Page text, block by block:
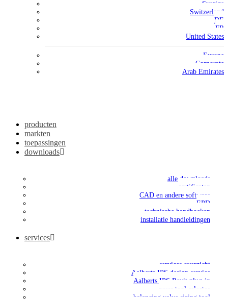
Sverige
Switzerland
DE
FR
United States
Europe
Corporate
Arab Emirates
producten
markten
toepassingen
downloads
alle downloads
certificaten
CAD en andere software
EPD
technische handboeken
installatie handleidingen
services
services overzicht
Aalberts IPS design service
Aalberts IPS Revit plug-in
press tool selector
balancing valve sizing tool